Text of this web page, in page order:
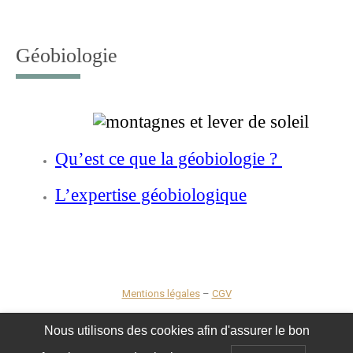
Géobiologie
Qu’est ce que la géobiologie ?
L’expertise géobiologique
Mentions légales– CGV
Nous utilisons des cookies afin d'assurer le bon